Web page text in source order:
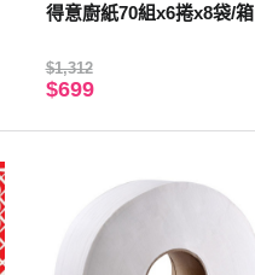
得意廚紙70組x6捲x8袋/箱
$1,312
$699